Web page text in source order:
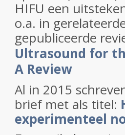
HIFU een
o.a. in
gepubliceerde
Ultrasound for
A Review
Al in 2015
brief met als titel:
experimenteel